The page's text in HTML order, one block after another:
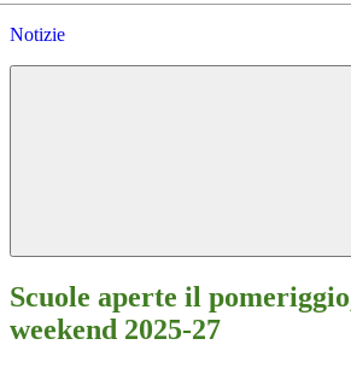
Notizie
Scuole aperte il
weekend 2025-27